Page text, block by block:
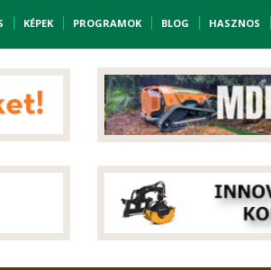
KÉPEK PROGRAMOK BLOG HASZNOS